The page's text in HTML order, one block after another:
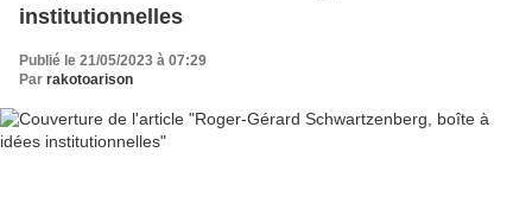
institutionnelles
Publié le 21/05/2023 à 07:29
Par rakotoarison